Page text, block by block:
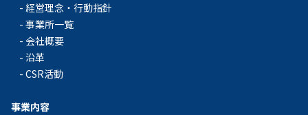
経営理念・行動指針
事業所一覧
会社概要
沿革
CSR活動
事業内容